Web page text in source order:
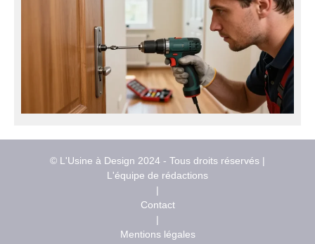
© L'Usine à Design 2024 - Tous droits réservés |
L'équipe de rédactions
|
Contact
|
Mentions légales